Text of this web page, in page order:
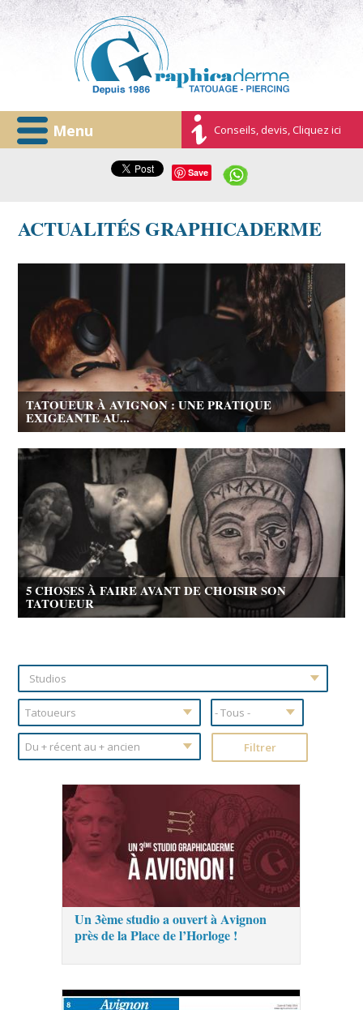
Menu Conseils, devis, Cliquez ici
Save
ACTUALITÉS GRAPHICADERME
TATOUEUR À AVIGNON : UNE PRATIQUE
EXIGEANTE AU...
5 CHOSES À FAIRE AVANT DE CHOISIR SON
TATOUEUR
Un 3ème studio a ouvert à Avignon
près de la Place de l’Horloge !